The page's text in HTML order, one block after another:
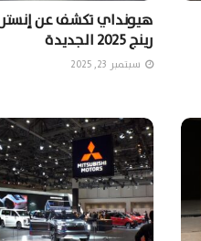
هيونداي تكشف عن
رينج 2025 الجديدة
سبتمبر 23, 2025